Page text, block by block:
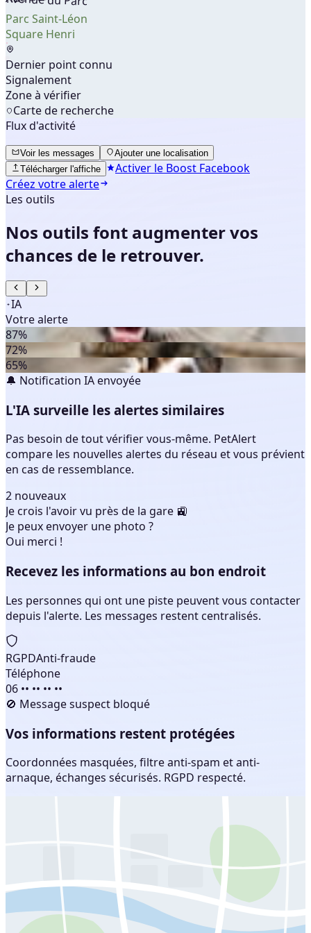
Parc Saint-Léon
Square Henri
Dernier point connu
Signalement
Zone à vérifier
Carte de recherche
Flux d'activité
Voir les messages
Ajouter une localisation
Télécharger l'affiche
Activer le Boost Facebook
Créez votre alerte
Les outils
Nos outils font augmenter vos
chances de le retrouver.
IA
Votre alerte
87%
72%
65%
🔔 Notification IA envoyée
L'IA surveille les alertes similaires
Pas besoin de tout vérifier vous-même. PetAlert
compare les nouvelles alertes du réseau et vous prévient
en cas de ressemblance.
2 nouveaux
Je crois l'avoir vu près de la gare 🚉
Je peux envoyer une photo ?
Oui merci !
Recevez les informations au bon endroit
Les personnes qui ont une piste peuvent vous contacter
depuis l'alerte. Les messages restent centralisés.
RGPDAnti-fraude
Téléphone
06 •• •• •• ••
🚫 Message suspect bloqué
Vos informations restent protégées
Coordonnées masquées, filtre anti-spam et anti-
arnaque, échanges sécurisés. RGPD respecté.